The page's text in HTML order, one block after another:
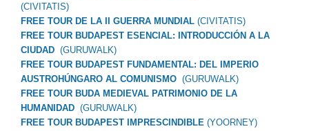
(CIVITATIS)
FREE TOUR DE LA II GUERRA MUNDIAL (CIVITATIS)
FREE TOUR BUDAPEST ESENCIAL: INTRODUCCIÓN A LA
CIUDAD (GURUWALK)
FREE TOUR BUDAPEST FUNDAMENTAL: DEL IMPERIO
AUSTROHÚNGARO AL COMUNISMO (GURUWALK)
FREE TOUR BUDA MEDIEVAL PATRIMONIO DE LA
HUMANIDAD (GURUWALK)
FREE TOUR BUDAPEST IMPRESCINDIBLE (YOORNEY)